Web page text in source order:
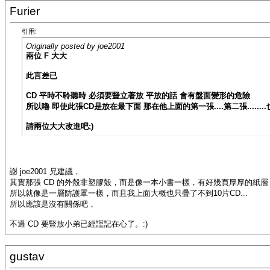
Furier
引用:
Originally posted by joe2001
兩位 F 大大
此言差已
CD 平時不聆聽時 必須要豎立著放 平放的話 會有盤面變形的危險
所以嚕 即使此張CD是放在最下面 那在他上面的第一張....第二張........
請兩位大大改進吧;)
謝 joe2001 兄建議，
其實那張 CD 的外殼非塑膠殼，而是像一本小書一樣，有好幾頁厚厚的紙層
所以就像是一層防護罩一樣，而且我上面大概也只疊了不到10片CD...
所以應該是沒有關係吧，
不過 CD 要豎放小弟已經謹記在心了。:)
gustav